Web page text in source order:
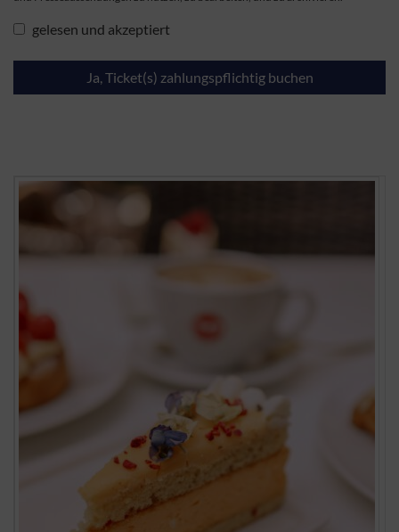
gelesen und akzeptiert
Ja, Ticket(s) zahlungspflichtig buchen